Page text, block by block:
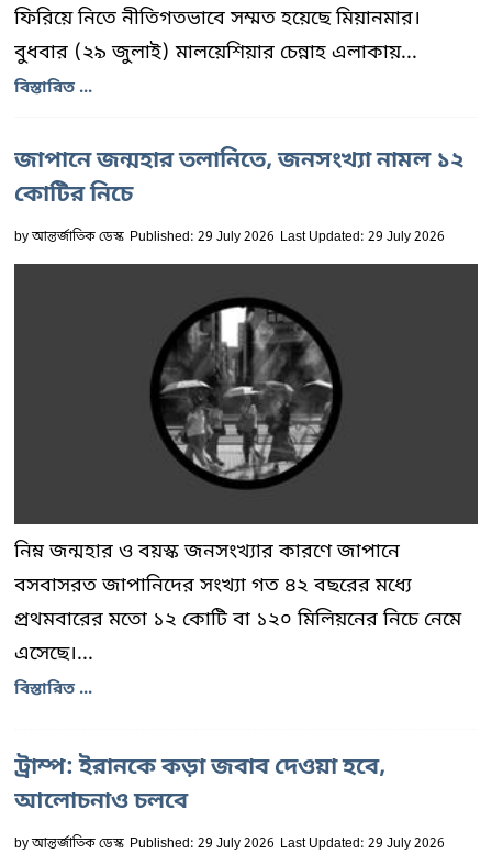
ফিরিয়ে নিতে নীতিগতভাবে সম্মত হয়েছে মিয়ানমার।
বুধবার (২৯ জুলাই) মালয়েশিয়ার চেন্নাহ এলাকায়...
বিস্তারিত ...
জাপানে জন্মহার তলানিতে, জনসংখ্যা নামল ১২
কোটির নিচে
byআন্তর্জাতিক ডেস্ক Published: 29 July 2026 Last Updated: 29 July 2026
নিম্ন জন্মহার ও বয়স্ক জনসংখ্যার কারণে জাপানে
বসবাসরত জাপানিদের সংখ্যা গত ৪২ বছরের মধ্যে
প্রথমবারের মতো ১২ কোটি বা ১২০ মিলিয়নের নিচে নেমে
এসেছে।...
বিস্তারিত ...
ট্রাম্প: ইরানকে কড়া জবাব দেওয়া হবে,
আলোচনাও চলবে
byআন্তর্জাতিক ডেস্ক Published: 29 July 2026 Last Updated: 29 July 2026